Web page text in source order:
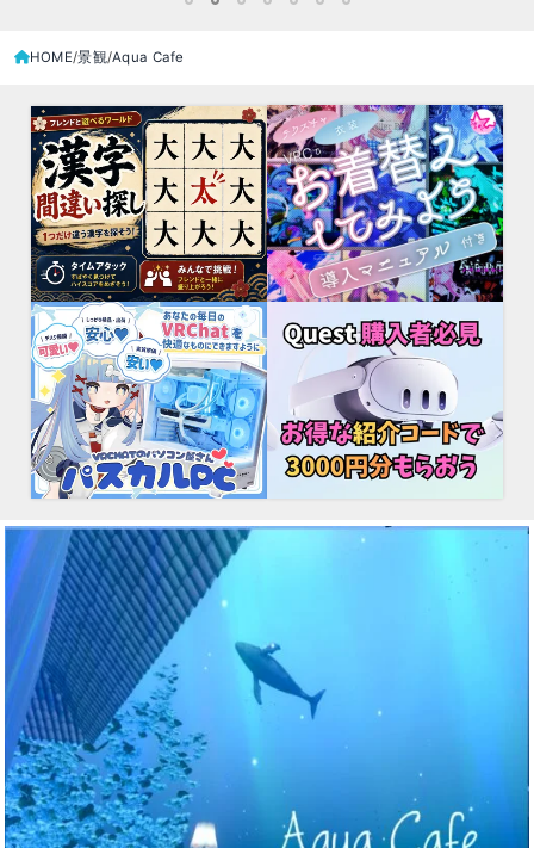
HOME 景観 Aqua Cafe